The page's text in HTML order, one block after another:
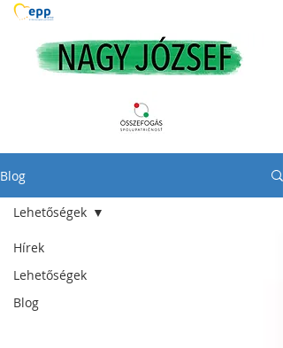
Blog
Hírek
Lehetőségek
Blog
Lehetőségek